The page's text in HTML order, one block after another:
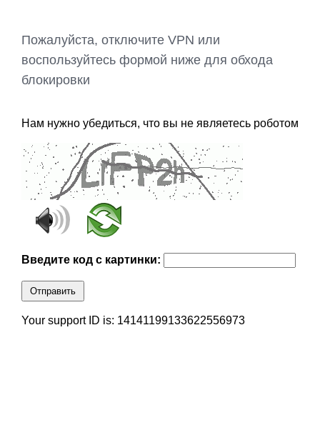
Пожалуйста, отключите VPN или
воспользуйтесь формой ниже для обхода
блокировки
Нам нужно убедиться, что вы не являетесь роботом
Введите код с картинки:
Отправить
Your support ID is: 14141199133622556973